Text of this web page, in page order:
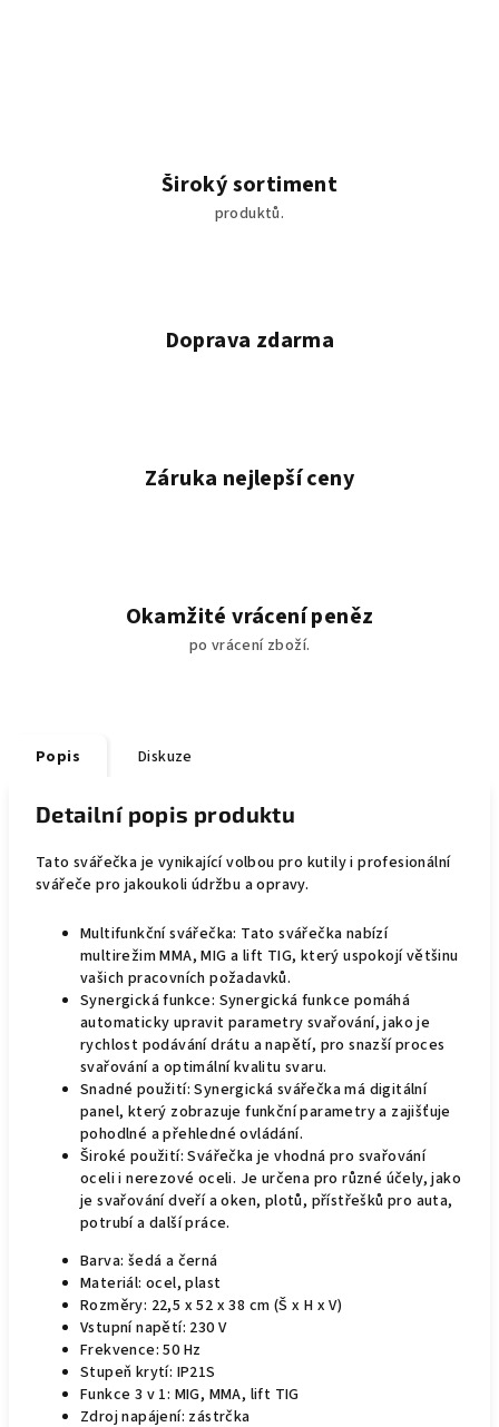
Široký sortiment
produktů.
Doprava zdarma
Záruka nejlepší ceny
Okamžité vrácení peněz
po vrácení zboží.
Popis Diskuze
Detailní popis produktu
Tato svářečka je vynikající volbou pro kutily i profesionální
svářeče pro jakoukoli údržbu a opravy.
Multifunkční svářečka: Tato svářečka nabízí
multirežim MMA, MIG a lift TIG, který uspokojí většinu
vašich pracovních požadavků.
Synergická funkce: Synergická funkce pomáhá
automaticky upravit parametry svařování, jako je
rychlost podávání drátu a napětí, pro snazší proces
svařování a optimální kvalitu svaru.
Snadné použití: Synergická svářečka má digitální
panel, který zobrazuje funkční parametry a zajišťuje
pohodlné a přehledné ovládání.
Široké použití: Svářečka je vhodná pro svařování
oceli i nerezové oceli. Je určena pro různé účely, jako
je svařování dveří a oken, plotů, přístřešků pro auta,
potrubí a další práce.
Barva: šedá a černá
Materiál: ocel, plast
Rozměry: 22,5 x 52 x 38 cm (Š x H x V)
Vstupní napětí: 230 V
Frekvence: 50 Hz
Stupeň krytí: IP21S
Funkce 3 v 1: MIG, MMA, lift TIG
Zdroj napájení: zástrčka